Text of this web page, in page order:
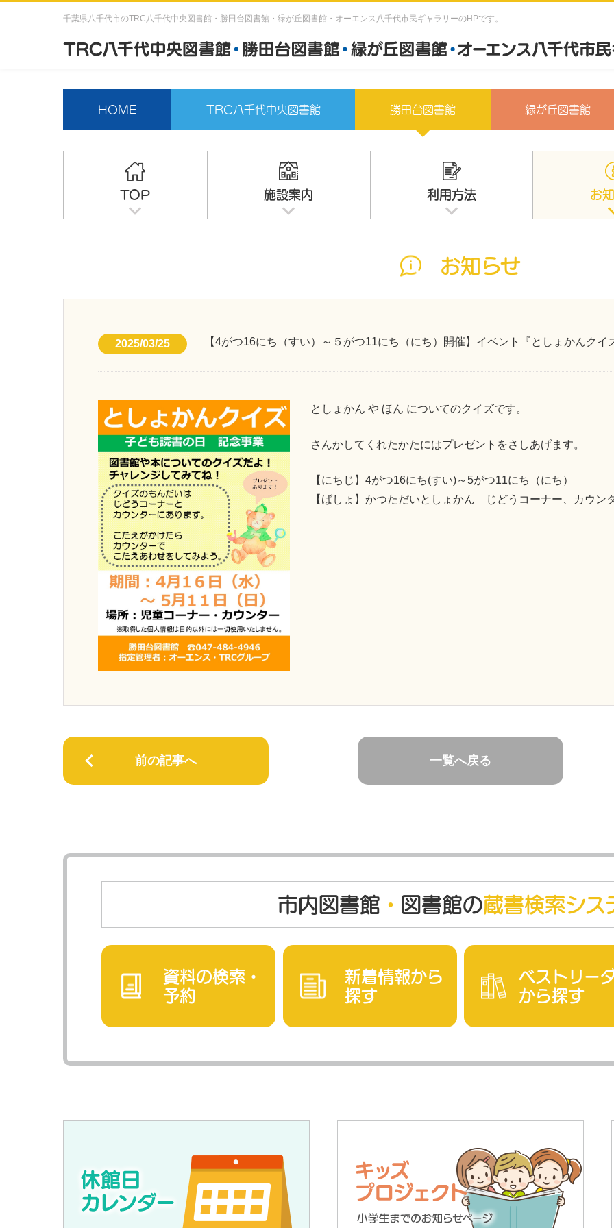
千葉県八千代市のTRC八千代中央図書館・勝田台図書館・緑が丘図書館・オーエンス八千代市民ギャラリーのHPです。
HOME TRC八千代中央図書館 勝田台図書館 緑が丘図書館
TOP 施設案内 利用方法 お
お知らせ
2025/03/25 【4がつ16にち（すい）～５がつ11にち（にち）開催】イベント『としょかんクイ
としょかん や ほん についてのクイズです。
さんかしてくれたかたにはプレゼントをさしあげます。
【にちじ】4がつ16にち(すい)～5がつ11にち（にち）
【ばしょ】かつただいとしょかん じどうコーナー、カウン
前の記事へ 一覧へ戻る
市内図書館 ・ 図書館の蔵書検索シス
資料の検索・
予約
新着情報から
探す
ベストリー
から探す